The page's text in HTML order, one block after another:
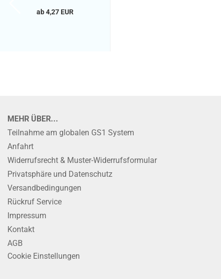
ab 4,27 EUR
MEHR ÜBER...
Teilnahme am globalen GS1 System
Anfahrt
Widerrufsrecht & Muster-Widerrufsformular
Privatsphäre und Datenschutz
Versandbedingungen
Rückruf Service
Impressum
Kontakt
AGB
Cookie Einstellungen